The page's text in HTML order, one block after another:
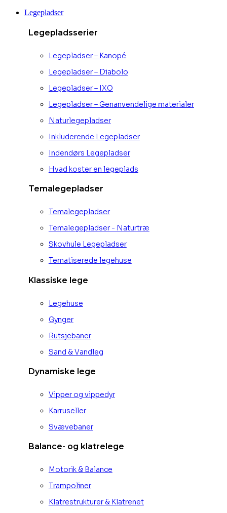
Legepladser
Legepladsserier
Legepladser – Kanopé
Legepladser – Diabolo
Legepladser – IXO
Legepladser – Genanvendelige materialer
Naturlegepladser
Inkluderende Legepladser
Indendørs Legepladser
Hvad koster en legeplads
Temalegepladser
Temalegepladser
Temalegepladser - Naturtræ
Skovhule Legepladser
Tematiserede legehuse
Klassiske lege
Legehuse
Gynger
Rutsjebaner
Sand & Vandleg
Dynamiske lege
Vipper og vippedyr
Karruseller
Svævebaner
Balance- og klatrelege
Motorik & Balance
Trampoliner
Klatrestrukturer & Klatrenet